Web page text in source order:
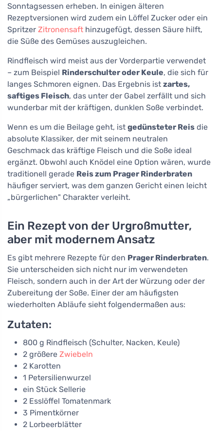
Sonntagsessen erheben. In einigen älteren
Rezeptversionen wird zudem ein Löffel Zucker oder ein
Spritzer Zitronensaft hinzugefügt, dessen Säure hilft,
die Süße des Gemüses auszugleichen.
Rindfleisch wird meist aus der Vorderpartie verwendet
– zum Beispiel Rinderschulter oder Keule, die sich für
langes Schmoren eignen. Das Ergebnis ist zartes,
saftiges Fleisch, das unter der Gabel zerfällt und sich
wunderbar mit der kräftigen, dunklen Soße verbindet.
Wenn es um die Beilage geht, ist gedünsteter Reis die
absolute Klassiker, der mit seinem neutralen
Geschmack das kräftige Fleisch und die Soße ideal
ergänzt. Obwohl auch Knödel eine Option wären, wurde
traditionell gerade Reis zum Prager Rinderbraten
häufiger serviert, was dem ganzen Gericht einen leicht
„bürgerlichen" Charakter verleiht.
Ein Rezept von der Urgroßmutter,
aber mit modernem Ansatz
Es gibt mehrere Rezepte für den Prager Rinderbraten.
Sie unterscheiden sich nicht nur im verwendeten
Fleisch, sondern auch in der Art der Würzung oder der
Zubereitung der Soße. Einer der am häufigsten
wiederholten Abläufe sieht folgendermaßen aus:
Zutaten:
800 g Rindfleisch (Schulter, Nacken, Keule)
2 größere Zwiebeln
2 Karotten
1 Petersilienwurzel
ein Stück Sellerie
2 Esslöffel Tomatenmark
3 Pimentkörner
2 Lorbeerblätter